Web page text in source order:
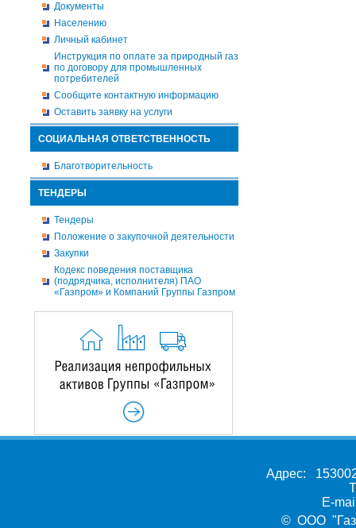
Документы
Населению
Личный кабинет
Инструкция по оплате за природный газ
по договору для промышленных
потребителей
Сообщите контактную информацию
Оставить заявку на услуги
СОЦИАЛЬНАЯ ОТВЕТСТВЕННОСТЬ
Благотворительность
ТЕНДЕРЫ
Тендеры
Положение о закупочной деятельности
Закупки
Кодекс поведения поставщика
(подрядчика, исполнителя) ПАО
«Газпром» и Компаний Группы Газпром
Адрес:
E-
© ООО